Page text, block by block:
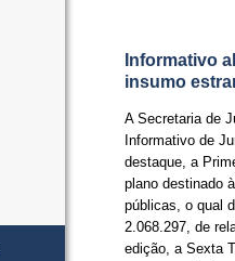
Informativo
insumo
​A Secretaria de
Informativo de
destaque, a
plano destinado
públicas, o qual
2.068.297, de
edição, a Sexta